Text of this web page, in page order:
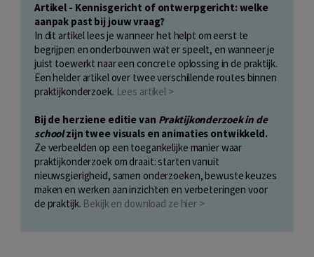
Artikel - Kennisgericht of ontwerpgericht: welke
aanpak past bij jouw vraag?
In dit artikel lees je wanneer het helpt om eerst te
begrijpen en onderbouwen wat er speelt, en wanneer je
juist toewerkt naar een concrete oplossing in de praktijk.
Een helder artikel over twee verschillende routes binnen
praktijkonderzoek. Lees artikel >
Bij de herziene editie van Praktijkonderzoek in de
schoolzijn twee visuals en animaties ontwikkeld.
Ze verbeelden op een toegankelijke manier waar
praktijkonderzoek om draait: starten vanuit
nieuwsgierigheid, samen onderzoeken, bewuste keuzes
maken en werken aan inzichten en verbeteringen voor
de praktijk. Bekijk en download ze hier >